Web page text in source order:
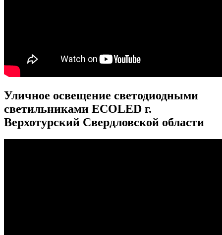
Уличное освещение светодиодными
светильниками ECOLED г.
Верхотурский Свердловской области